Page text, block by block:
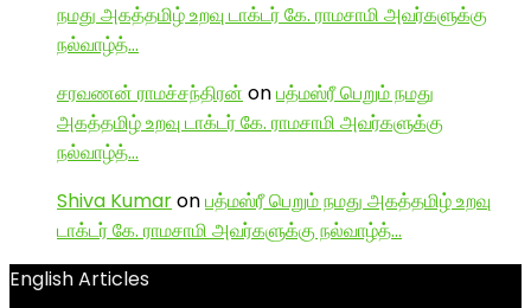
நமது அகத்தமிழ் உறவு டாக்டர் கே. ராமசாமி அவர்களுக்கு
நல்வாழ்த்…
சரவணன் ராமச்சந்திரன் onபத்மஸ்ரீ பெறும் நமது
அகத்தமிழ் உறவு டாக்டர் கே. ராமசாமி அவர்களுக்கு
நல்வாழ்த்…
Shiva Kumaronபத்மஸ்ரீ பெறும் நமது அகத்தமிழ் உறவு
டாக்டர் கே. ராமசாமி அவர்களுக்கு நல்வாழ்த்…
English Articles